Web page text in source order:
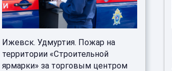
Ижевск. Удмуртия. Пожар на
территории «Строительной
ярмарки» за торговым центром